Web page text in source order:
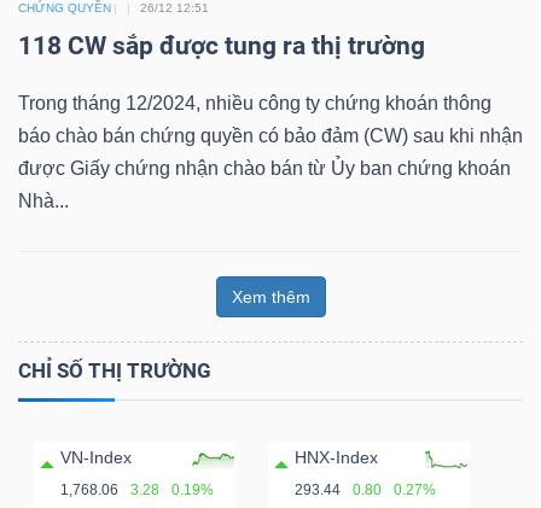
CHỨNG QUYỀN 26/12 12:51
118 CW sắp được tung ra thị trường
Trong tháng 12/2024, nhiều công ty chứng khoán thông
báo chào bán chứng quyền có bảo đảm (CW) sau khi nhận
được Giấy chứng nhận chào bán từ Ủy ban chứng khoán
Nhà...
Xem thêm
CHỈ SỐ THỊ TRƯỜNG
VN-Index
1,768.06 3.28 0.19%
HNX-Index
293.44 0.80 0.27%
Bài
viết
tác
giả
(-)
tích
(-)
Thuật